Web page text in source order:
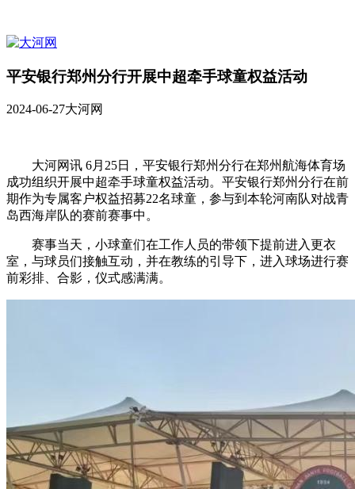
平安银行郑州分行开展中超牵手球童权益活动
2024-06-27大河网
大河网讯 6月25日，平安银行郑州分行在郑州航海体育场
成功组织开展中超牵手球童权益活动。平安银行郑州分行在前
期作为专属客户权益招募22名球童，参与到本轮河南队对战青
岛西海岸队的赛前赛事中。
赛事当天，小球童们在工作人员的带领下提前进入更衣
室，与球员们接触互动，并在教练的引导下，进入球场进行赛
前彩排、合影，仪式感满满。